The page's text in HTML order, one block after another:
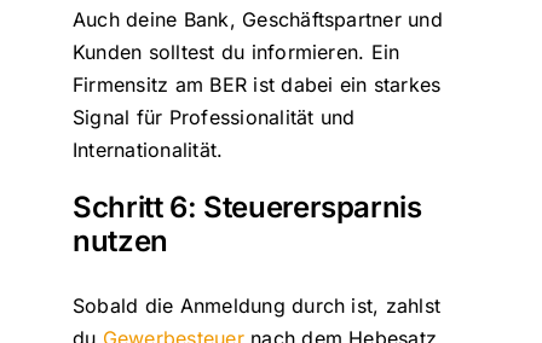
Auch deine Bank, Geschäftspartner und
Kunden solltest du informieren. Ein
Firmensitz am BER ist dabei ein starkes
Signal für Professionalität und
Internationalität.
Schritt 6: Steuerersparnis
nutzen
Sobald die Anmeldung durch ist, zahlst